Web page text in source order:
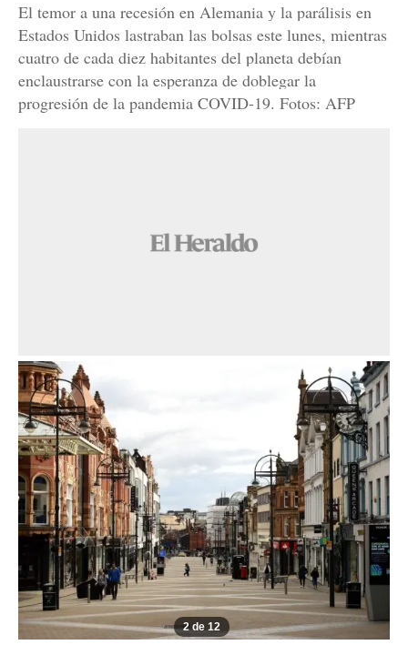
El temor a una recesión en Alemania y la parálisis en
Estados Unidos lastraban las bolsas este lunes, mientras
cuatro de cada diez habitantes del planeta debían
enclaustrarse con la esperanza de doblegar la
progresión de la pandemia COVID-19. Fotos: AFP
2 de 12